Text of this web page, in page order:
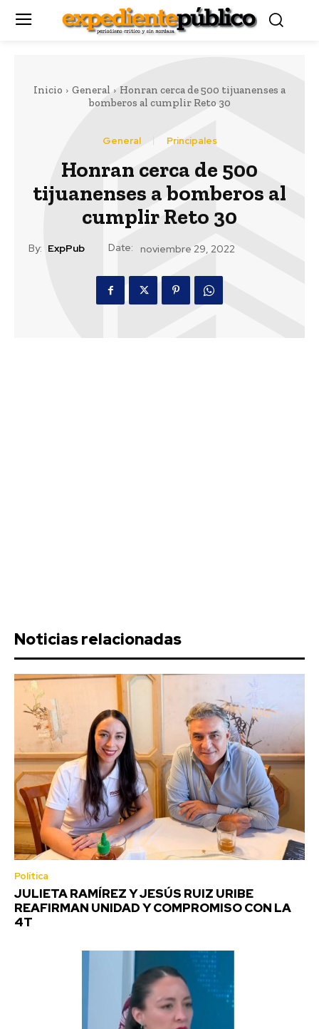
Inicio General
Honran cerca de 500 tijuanenses a
bomberos al cumplir Reto 30
General Principales
Honran cerca de 500
tijuanenses a bomberos al
cumplir Reto 30
By: ExpPub Date: noviembre 29, 2022
Noticias relacionadas
Política
JULIETA RAMÍREZ Y JESÚS RUIZ URIBE
REAFIRMAN UNIDAD Y COMPROMISO CON LA
4T